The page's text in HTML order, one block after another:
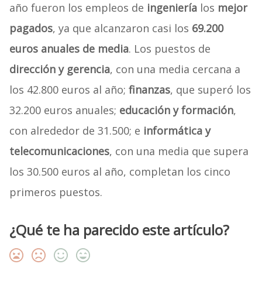
año fueron los empleos de ingenieríalos mejor
pagados, ya que alcanzaron casi los 69.200
euros anuales de media. Los puestos de
dirección y gerencia, con una media cercana a
los 42.800 euros al año; finanzas, que superó los
32.200 euros anuales; educación y formación,
con alrededor de 31.500; e informática y
telecomunicaciones, con una media que supera
los 30.500 euros al año, completan los cinco
primeros puestos.
¿Qué te ha parecido este artículo?